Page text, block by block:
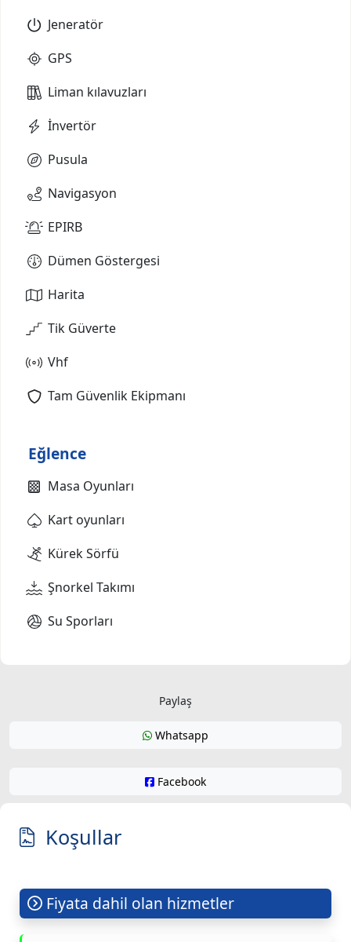
Jeneratör
GPS
Liman kılavuzları
İnvertör
Pusula
Navigasyon
EPIRB
Dümen Göstergesi
Harita
Tik Güverte
Vhf
Tam Güvenlik Ekipmanı
Eğlence
Masa Oyunları
Kart oyunları
Kürek Sörfü
Şnorkel Takımı
Su Sporları
Paylaş
Whatsapp
Facebook
Koşullar
Fiyata dahil olan hizmetler